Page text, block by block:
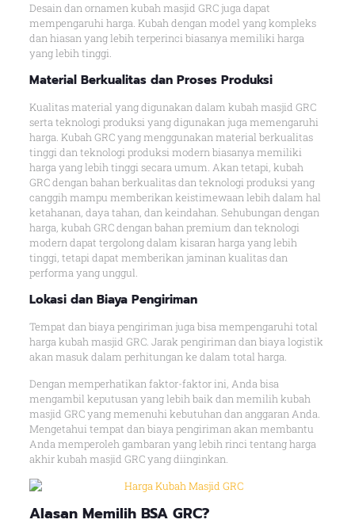
Desain dan ornamen kubah masjid GRC juga dapat
mempengaruhi harga. Kubah dengan model yang kompleks
dan hiasan yang lebih terperinci biasanya memiliki harga
yang lebih tinggi.
Material Berkualitas dan Proses Produksi
Kualitas material yang digunakan dalam kubah masjid GRC
serta teknologi produksi yang digunakan juga memengaruhi
harga. Kubah GRC yang menggunakan material berkualitas
tinggi dan teknologi produksi modern biasanya memiliki
harga yang lebih tinggi secara umum. Akan tetapi, kubah
GRC dengan bahan berkualitas dan teknologi produksi yang
canggih mampu memberikan keistimewaan lebih dalam hal
ketahanan, daya tahan, dan keindahan. Sehubungan dengan
harga, kubah GRC dengan bahan premium dan teknologi
modern dapat tergolong dalam kisaran harga yang lebih
tinggi, tetapi dapat memberikan jaminan kualitas dan
performa yang unggul.
Lokasi dan Biaya Pengiriman
Tempat dan biaya pengiriman juga bisa mempengaruhi total
harga kubah masjid GRC. Jarak pengiriman dan biaya logistik
akan masuk dalam perhitungan ke dalam total harga.
Dengan memperhatikan faktor-faktor ini, Anda bisa
mengambil keputusan yang lebih baik dan memilih kubah
masjid GRC yang memenuhi kebutuhan dan anggaran Anda.
Mengetahui tempat dan biaya pengiriman akan membantu
Anda memperoleh gambaran yang lebih rinci tentang harga
akhir kubah masjid GRC yang diinginkan.
Alasan Memilih BSA GRC?